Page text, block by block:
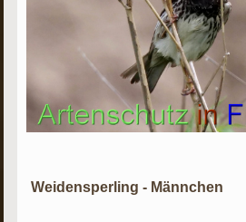
Weidensperling - Männchen